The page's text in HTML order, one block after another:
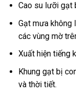
Cao su lưỡi gạt
Gạt mưa không
các vùng mờ
Xuất hiện tiếng
Khung gạt bị
và thời tiết.